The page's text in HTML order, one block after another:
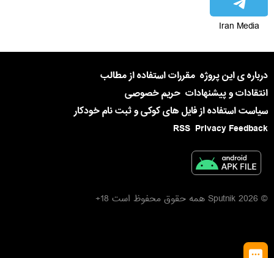
Iran Media
درباره ی این پروژه مقررات استفاده از مطالب
انتقادات و پیشنهادات حریم خصوصی
سیاست استفاده از فایل های کوکی و ثبت نام خودکار
Privacy Feedback
RSS
© 2026 Sputnik همه حقوق محفوظ است 18+